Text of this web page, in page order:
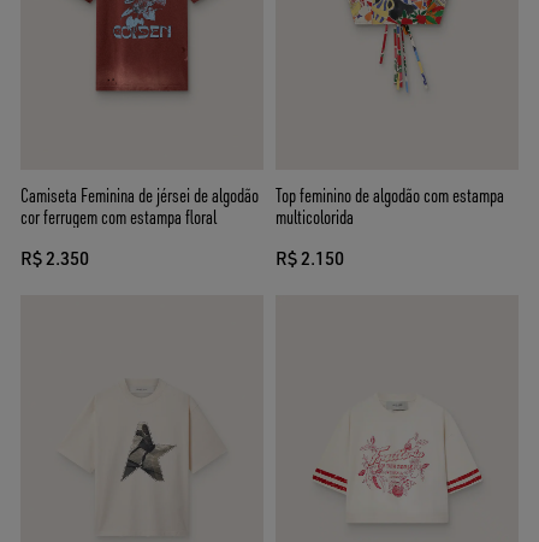
Camiseta Feminina de jérsei de algodão
cor ferrugem com estampa floral
R$ 2.350
Top feminino de algodão com estampa
multicolorida
R$ 2.150